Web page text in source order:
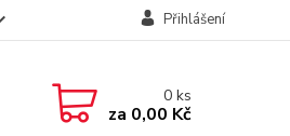
Přihlášení
0ks
za 0,00 Kč